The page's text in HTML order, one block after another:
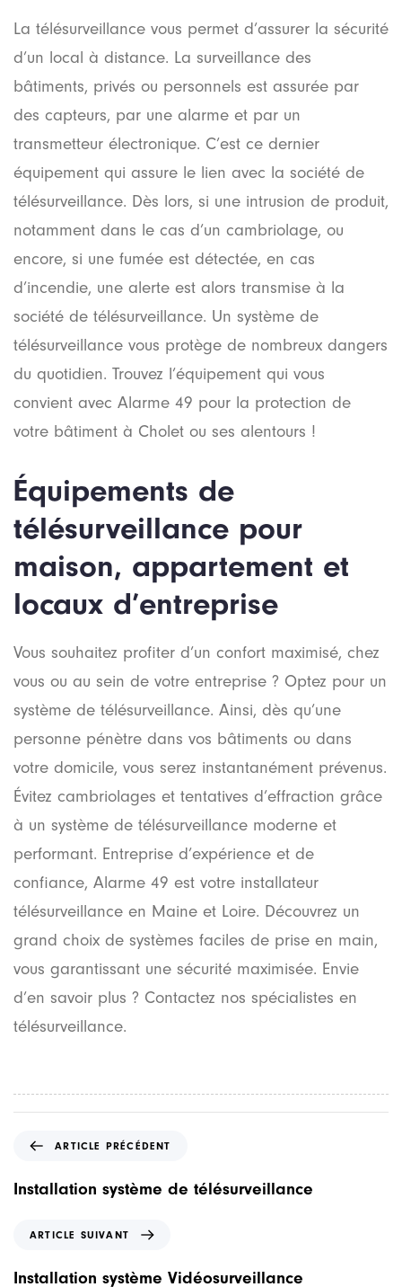
La télésurveillance vous permet d’assurer la sécurité
d’un local à distance. La surveillance des
bâtiments, privés ou personnels est assurée par
des capteurs, par une alarme et par un
transmetteur électronique. C’est ce dernier
équipement qui assure le lien avec la société de
télésurveillance. Dès lors, si une intrusion de produit,
notamment dans le cas d’un cambriolage, ou
encore, si une fumée est détectée, en cas
d’incendie, une alerte est alors transmise à la
société de télésurveillance. Un système de
télésurveillance vous protège de nombreux dangers
du quotidien. Trouvez l’équipement qui vous
convient avec Alarme 49 pour la protection de
votre bâtiment à Cholet ou ses alentours !
Équipements de
télésurveillance pour
maison, appartement et
locaux d’entreprise
Vous souhaitez profiter d’un confort maximisé, chez
vous ou au sein de votre entreprise ? Optez pour un
système de télésurveillance. Ainsi, dès qu’une
personne pénètre dans vos bâtiments ou dans
votre domicile, vous serez instantanément prévenus.
Évitez cambriolages et tentatives d’effraction grâce
à un système de télésurveillance moderne et
performant. Entreprise d’expérience et de
confiance, Alarme 49 est votre installateur
télésurveillance en Maine et Loire. Découvrez un
grand choix de systèmes faciles de prise en main,
vous garantissant une sécurité maximisée. Envie
d’en savoir plus ? Contactez nos spécialistes en
télésurveillance.
t
ARTICLE PRÉCÉDENT
Installation système de télésurveillance
t
ARTICLE SUIVANT
Installation système Vidéosurveillance